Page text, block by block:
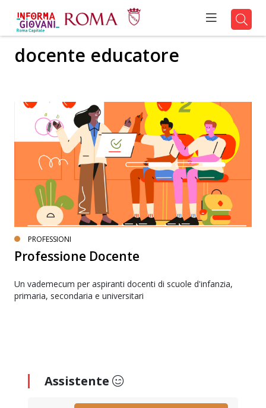
docente educatore
PROFESSIONI
Professione Docente
Un vademecum per aspiranti docenti di scuole d'infanzia,
primaria, secondaria e universitari
Assistente